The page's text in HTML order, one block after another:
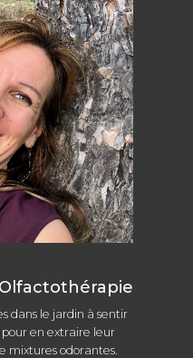
dans le jardin à sentir
pour en extraire leur
mixtures odorantes.